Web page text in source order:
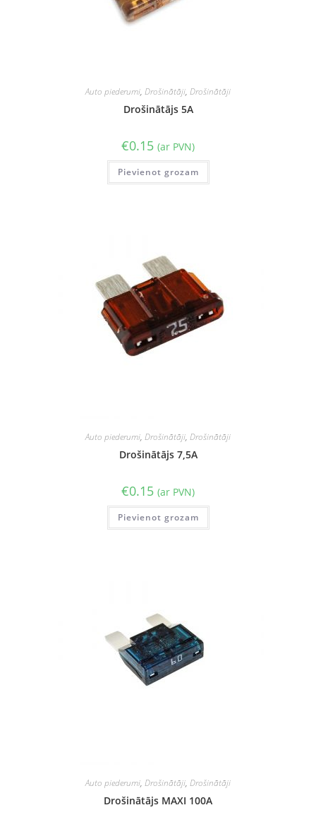
Auto piederumi, Drošinātāji, Drošinātāji
Drošinātājs 5A
€0.15 (ar PVN)
Pievienot grozam
Auto piederumi, Drošinātāji, Drošinātāji
Drošinātājs 7,5A
€0.15 (ar PVN)
Pievienot grozam
Auto piederumi, Drošinātāji, Drošinātāji
Drošinātājs MAXI 100A